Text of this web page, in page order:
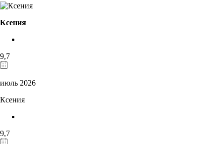
Ксения
9,7
июль 2026
Ксения
9,7